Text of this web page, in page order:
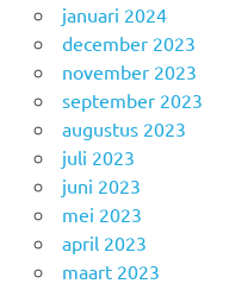
januari 2024
december 2023
november 2023
september 2023
augustus 2023
juli 2023
juni 2023
mei 2023
april 2023
maart 2023